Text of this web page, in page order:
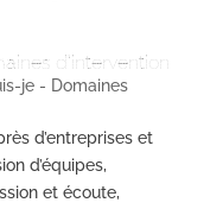
d’intervention
je - Domaines
d’entreprises et
d’équipes,
et écoute,